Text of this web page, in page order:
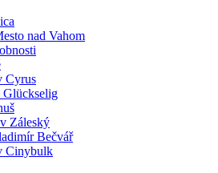
nad Vahom
Cyrus
Glückselig
Záleský
Bečvář
Cinybulk